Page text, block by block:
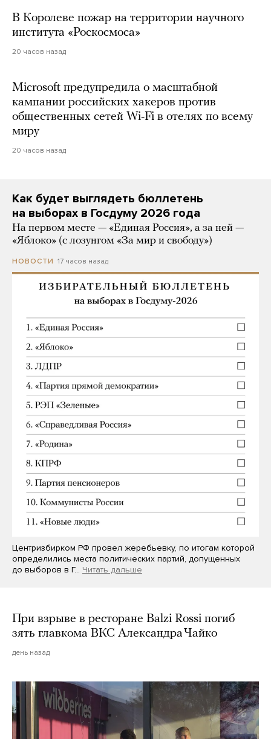
В Королеве пожар на территории научного
института «Роскосмоса»
20 часов назад
Microsoft предупредила о масштабной
кампании российских хакеров против
общественных сетей Wi-Fi в отелях по всему
миру
20 часов назад
Как будет выглядеть бюллетень
на выборах в Госдуму 2026 года
На первом месте — «Единая Россия», а за ней —
«Яблоко» (с лозунгом «За мир и свободу»)
НОВОСТИ 17 часов назад
Центризбирком РФ провел жеребьевку, по итогам которой
определились места политических партий, допущенных
до выборов в Г… Читать дальше
При взрыве в ресторане Balzi Rossi погиб
зять главкома ВКС Александра Чайко
день назад